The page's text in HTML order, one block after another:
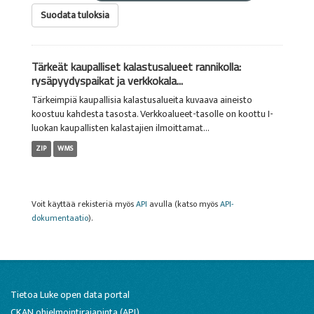
Suodata tuloksia
Tärkeät kaupalliset kalastusalueet rannikolla:
rysäpyydyspaikat ja verkkokala...
Tärkeimpiä kaupallisia kalastusalueita kuvaava aineisto
koostuu kahdesta tasosta. Verkkoalueet-tasolle on koottu I-
luokan kaupallisten kalastajien ilmoittamat...
ZIP WMS
Voit käyttää rekisteriä myösAPI avulla (katso myösAPI-
dokumentaatio).
Tietoa Luke open data portal